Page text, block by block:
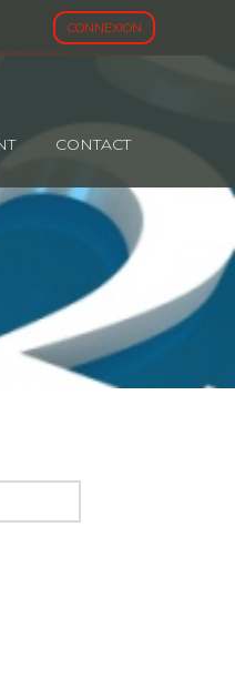
CONNEXION
CONTACT